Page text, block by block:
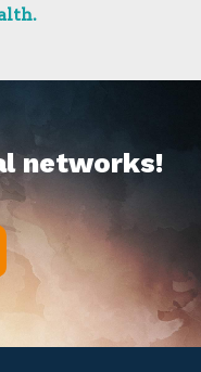
networks!